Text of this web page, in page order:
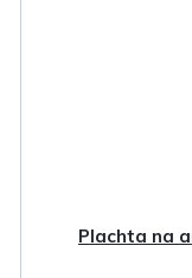
Plachta na